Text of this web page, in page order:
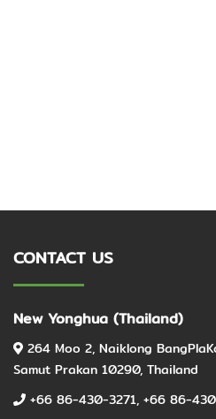
CONTACT US
New Yonghua (Thailand)
264 Moo 2, Naiklong
Samut Prakan 10290, Thailand
+66 86-430-3271, +66 86-